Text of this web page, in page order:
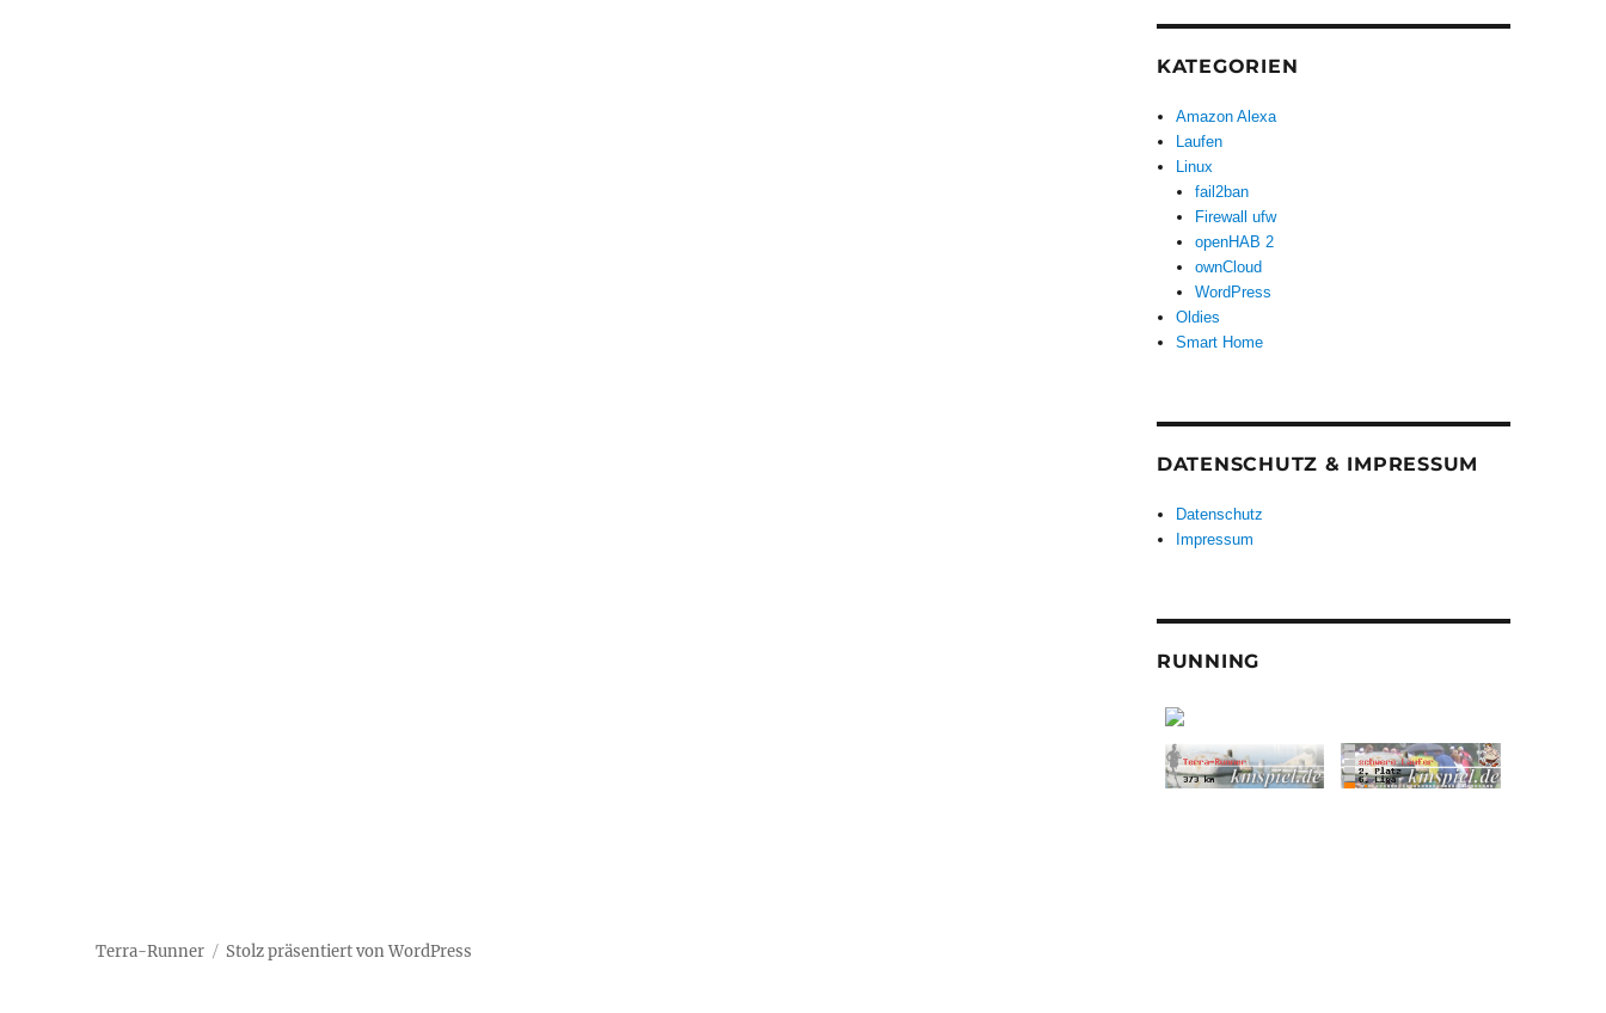
KATEGORIEN
Amazon Alexa
Laufen
Linux
fail2ban
Firewall ufw
openHAB 2
ownCloud
WordPress
Oldies
Smart Home
DATENSCHUTZ & IMPRESSUM
Datenschutz
Impressum
RUNNING
Terra-Runner Stolz präsentiert von WordPress